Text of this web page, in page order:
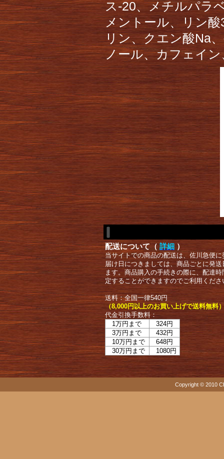
ス-20、メチルパラ
メントール、リン
リン、クエン酸Na
ノール、カフェイン
配送について（ 詳細 ）
当サイトでの商品の配送は、佐川急便
届け日につきましては、商品ごとに発
ます。商品購入の手続きの際に、配達
定することができますのでご利用くださ
送料：全国一律540円
（8,000円以上のお買い上げで送料無料
代金引換手数料：
1万円まで
324円
3万円まで
432円
10万円まで
648円
30万円まで
1080円
Copyright © 2010